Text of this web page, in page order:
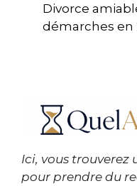
Divorce
démarches en
Ici, vous trouverez
pour prendre du